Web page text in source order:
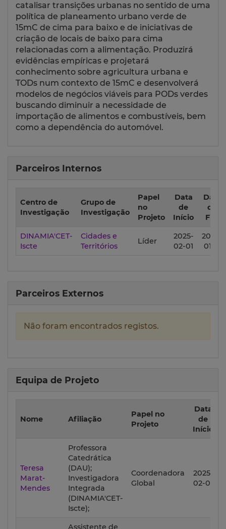
catalisar transições urbanas no sentido de uma
política de planeamento urbano verde de
15mC de cima para baixo e de iniciativas de
criação de locais de baixo para cima
relacionadas com a alimentação. Produzirá
evidências empíricas e projetará
conhecimento sobre agricultura urbana e
TODs num contexto de 15mC e desenvolverá
modelos de negócios viáveis ​​para PODs verdes
buscando diminuir a necessidade de
importação de alimentos e combustíveis, bem
como a dependência do automóvel.
Parceiros Internos
Centro de
Investigação
Grupo de
Investigação
Papel
no
Projeto
Data
de
Início
Data
de
Fim
DINAMIA'CET-
Iscte
Cidades e
Territórios
Líder
2025-
02-01
2028-
01-31
Parceiros Externos
Não foram encontrados registos.
Equipa de Projeto
Nome Afiliação
Papel no
Projeto
Data
de
Início
Teresa
Marat-
Mendes
Professora
Catedrática
(DAU);
Investigadora
Integrada
(DINAMIA'CET-
Iscte);
Coordenadora
Global
2025-
02-01
Assistente de